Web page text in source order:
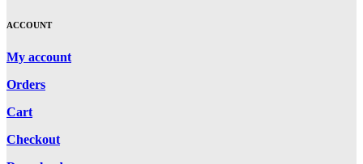
ACCOUNT
My account
Orders
Cart
Checkout